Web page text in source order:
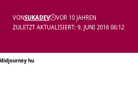
ZULETZT AKTUALISIERT: 9. JUNI 2016 06:12
VONSUKADEV VOR 10 JAHREN
hu